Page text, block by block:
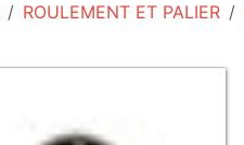
ROULEMENT ET PALIER